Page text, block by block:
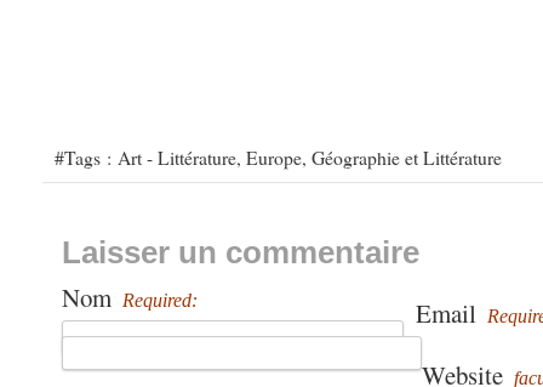
#Tags : Art - Littérature, Europe, Géographie et Littérature
Laisser un commentaire
Nom Required: Email
Website